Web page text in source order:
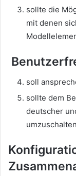
sollte die
mit denen
soll
sollte dem
deutscher